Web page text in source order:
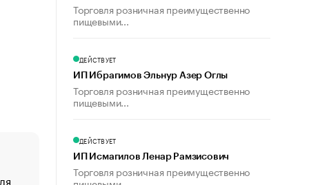
«От спорта тело стареет иначе». Как живет глава
Торговля розничная преимущественно
пищевыми...
ДЕЙСТВУЕТ
ИП Ибрагимов Эльнур Азер Оглы
Торговля розничная преимущественно
пищевыми...
ДЕЙСТВУЕТ
ИП Исмагилов Ленар Рамзисович
Торговля розничная преимущественно